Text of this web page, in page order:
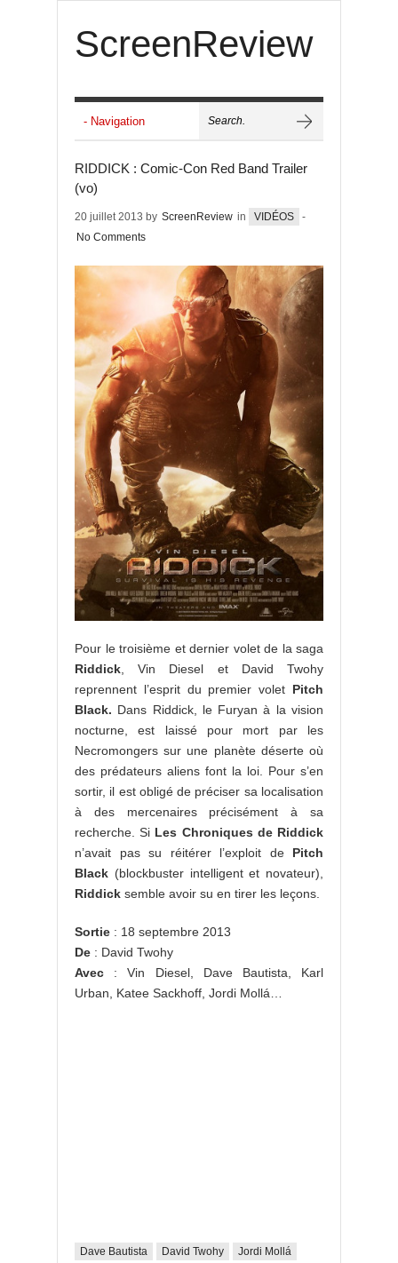
ScreenReview
RIDDICK : Comic-Con Red Band Trailer
(vo)
20 juillet 2013 by ScreenReview in VIDÉOS
-
No Comments
Pour le troisième et dernier volet de la saga
Riddick , Vin Diesel et David Twohy
reprennent l’esprit du premier volet Pitch
Black. Dans Riddick, le Furyan à la vision
nocturne, est laissé pour mort par les
Necromongers sur une planète déserte où
des prédateurs aliens font la loi. Pour s’en
sortir, il est obligé de préciser sa localisation
à des mercenaires précisément à sa
recherche. Si Les Chroniques de Riddick
n’avait pas su réitérer l’exploit de Pitch
Black (blockbuster intelligent et novateur),
Riddick semble avoir su en tirer les leçons.
Sortie : 18 septembre 2013
De : David Twohy
Avec : Vin Diesel, Dave Bautista, Karl
Urban, Katee Sackhoff, Jordi Mollá…
Dave Bautista David Twohy
Jordi Mollá